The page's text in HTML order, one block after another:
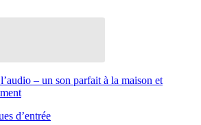
– un son parfait à la maison et
d’entrée